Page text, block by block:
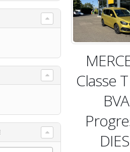
Classe